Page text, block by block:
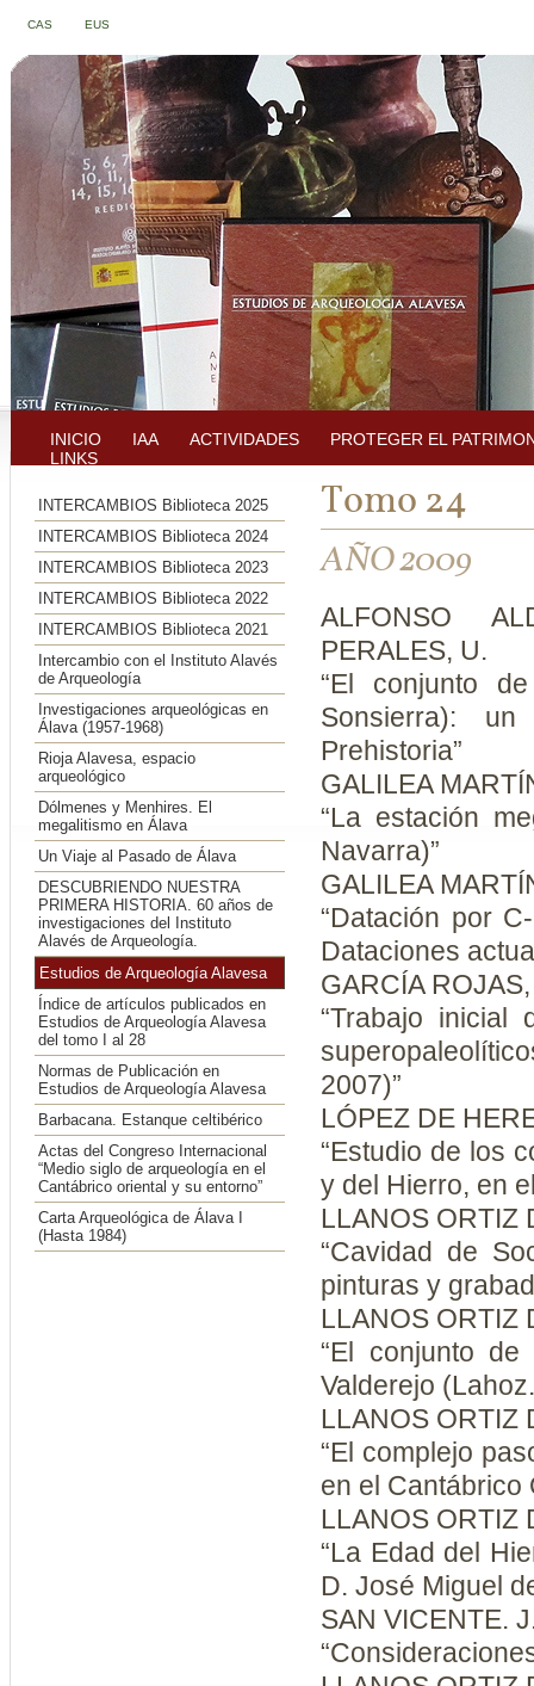
INICIO IAA ACTIVIDADES
PROTEGER EL
LINKS
CAS EUS
INTERCAMBIOS Biblioteca 2025
INTERCAMBIOS Biblioteca 2024
INTERCAMBIOS Biblioteca 2023
INTERCAMBIOS Biblioteca 2022
INTERCAMBIOS Biblioteca 2021
Intercambio con el Instituto Alavés
de Arqueología
Investigaciones arqueológicas en
Álava (1957-1968)
Rioja Alavesa, espacio
arqueológico
Dólmenes y Menhires. El
megalitismo en Álava
Un Viaje al Pasado de Álava
DESCUBRIENDO NUESTRA
PRIMERA HISTORIA. 60 años de
investigaciones del Instituto
Alavés de Arqueología.
Estudios de Arqueología Alavesa
Índice de artículos publicados en
Estudios de Arqueología Alavesa
del tomo I al 28
Normas de Publicación en
Estudios de Arqueología Alavesa
Barbacana. Estanque celtibérico
Actas del Congreso Internacional
“Medio siglo de arqueología en el
Cantábrico oriental y su entorno”
Carta Arqueológica de Álava I
(Hasta 1984)
Tomo 24
AÑO 2009
ALFONSO
PERALES, U.
“El conjunto
Sonsierra):
Prehistoria”
GALILEA
“La estación
Navarra)”
GALILEA
“Datación por
Dataciones
GARCÍA
“Trabajo inicial
2007)”
LÓPEZ DE
“Estudio de los
y del Hierro, en
LLANOS ORTIZ
“Cavidad de
pinturas y
LLANOS ORTIZ
“El conjunto
Valderejo
LLANOS ORTIZ
“El complejo
en el Cantábrico
LLANOS ORTIZ
“La Edad del
D. José Miguel
SAN VICENTE.